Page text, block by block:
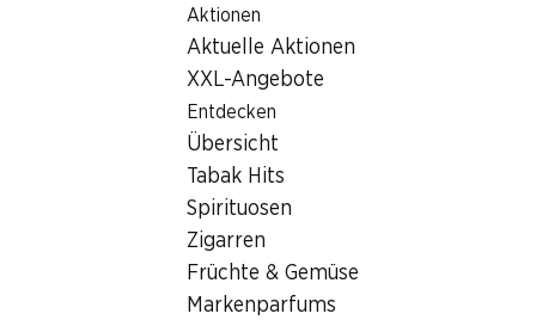
Aktionen
Aktuelle Aktionen
XXL-Angebote
Entdecken
Übersicht
Tabak Hits
Spirituosen
Zigarren
Früchte & Gemüse
Markenparfums
Filialsuche
Denner Filiale Oberdorfstrasse 12, 4244 Röschenz
4244 Röschenz
Oberdorfstrasse 12, 4244 Röschenz